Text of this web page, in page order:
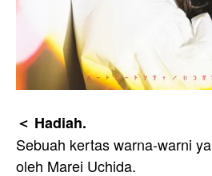
＜ Hadiah.
Sebuah kertas warna-warni
oleh Marei Uchida.